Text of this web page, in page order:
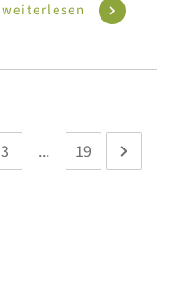
weiterlesen
3 ... 19